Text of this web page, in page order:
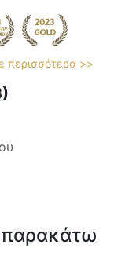
περισσότερα >>
παρακάτω